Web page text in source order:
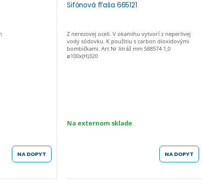
NA DOPYT
Sifónová fľaša 665121
Z nerezovej oceli. V okamihu vytvorí z neperlivej
vody sódovku. K použitiu s carbon dioxidovými
bombičkami. Art Nr litráž mm 588574 1,0
ø100x(H)320
Na externom sklade
NA DOPYT